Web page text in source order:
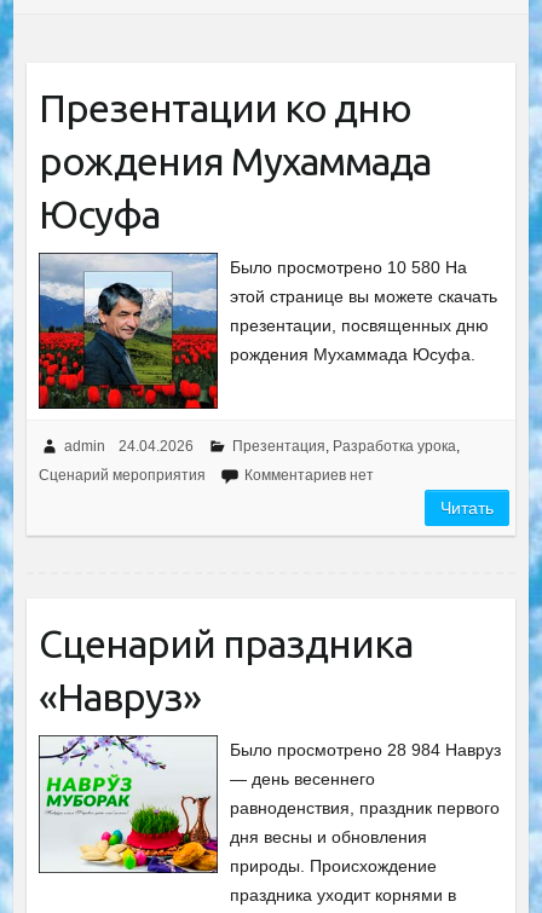
Презентации ко дню
рождения Мухаммада
Юсуфа
Было просмотрено 10 580 На
этой странице вы можете скачать
презентации, посвященных дню
рождения Мухаммада Юсуфа.
admin 24.04.2026 Презентация, Разработка урока,
Сценарий мероприятия
Комментариев нет
Читать
Сценарий праздника
«Навруз»
Было просмотрено 28 984 Навруз
— день весеннего
равноденствия, праздник первого
дня весны и обновления
природы. Происхождение
праздника уходит корнями в